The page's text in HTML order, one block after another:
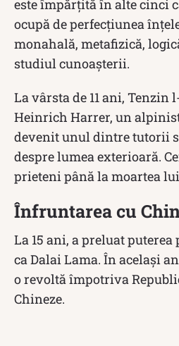
este împărțită în alte cinci
ocupă de perfecțiunea
monahală, metafizică,
studiul cunoașterii.
La vârsta de 11 ani, Tenzin
Heinrich Harrer, un
devenit unul dintre tutorii
despre lumea exterioară.
prieteni până la moartea
Înfruntarea cu
La 15 ani, a preluat
ca Dalai Lama. În același
o revoltă împotriva
Chineze.